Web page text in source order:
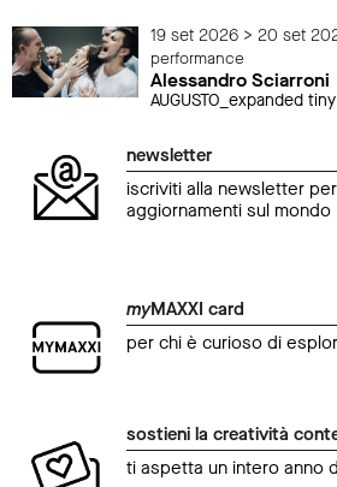
19 set 2026 > 20 set
performance
Alessandro Sciarroni
AUGUSTO_expanded
newsletter
iscriviti alla newsletter
aggiornamenti sul mondo
myMAXXI card
per chi è curioso di
sostieni la creatività
ti aspetta un intero anno